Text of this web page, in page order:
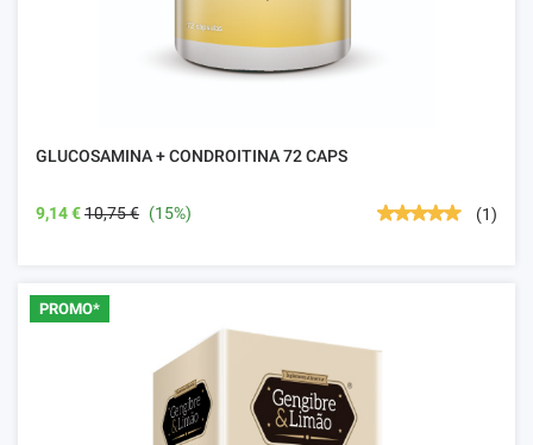
GLUCOSAMINA + CONDROITINA 72 CAPS
9,14 €10,75 € (15%) (1)
PROMO*